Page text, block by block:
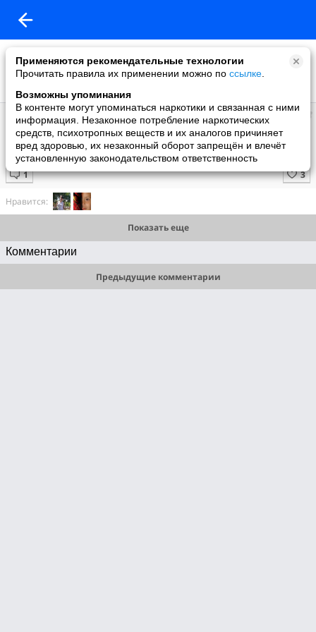
Применяются рекомендательные технологии
Прочитать правила их применении можно по ссылке
Возможны упоминания
В контенте могут упоминаться наркотики и связанная с ними
информация. Незаконное потребление наркотических
средств, психотропных веществ и их аналогов причиняет
вред здоровью, их незаконный оборот запрещён и влечёт
установленную законодательством ответственность
Татьяна
добавила видео
07.11.2010
Никто кроме нас
Нравится:
Показать еще
Комментарии
Предыдущие комментарии